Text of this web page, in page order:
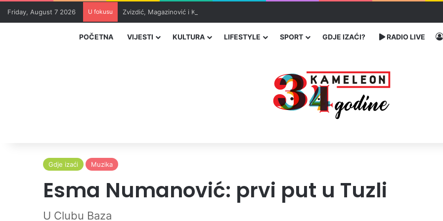
Friday, August 7 2026 U fokusu Zvizdić, Magazinović i Kojović traže poseban status za Memorijalni centar Srebrenica
POČETNA VIJESTI KULTURA LIFESTYLE SPORT GDJE IZAĆI? RADIO LIVE
Gdje izaći Muzika
Esma Numanović: prvi put u Tuzli
U Clubu Baza